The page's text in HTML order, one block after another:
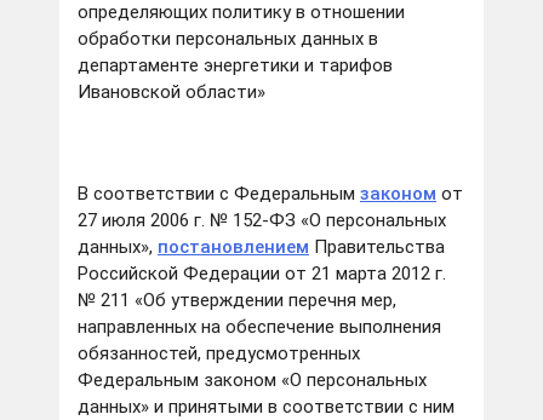
определяющих политику в отношении
обработки персональных данных в
департаменте энергетики и тарифов
Ивановской области»
В соответствии с Федеральным законом от
27 июля 2006 г. № 152-ФЗ «О персональных
данных», постановлением Правительства
Российской Федерации от 21 марта 2012 г.
№ 211 «Об утверждении перечня мер,
направленных на обеспечение выполнения
обязанностей, предусмотренных
Федеральным законом «О персональных
данных» и принятыми в соответствии с ним